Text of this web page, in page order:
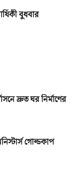
বুধবার
দ্রুত ঘর নির্মাণের
গোল্ডকাপ